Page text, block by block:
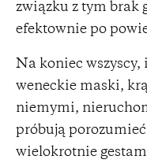
związku z tym brak
efektownie po
Na koniec wszyscy,
weneckie maski,
niemymi,
próbują
wielokrotnie